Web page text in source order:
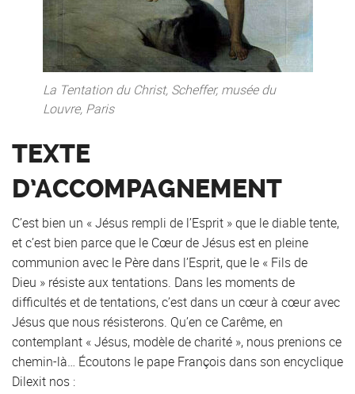
La Tentation du Christ, Scheffer, musée du
Louvre, Paris
TEXTE
D’ACCOMPAGNEMENT
C’est bien un « Jésus rempli de l’Esprit » que le diable tente,
et c’est bien parce que le Cœur de Jésus est en pleine
communion avec le Père dans l’Esprit, que le « Fils de
Dieu » résiste aux tentations. Dans les moments de
difficultés et de tentations, c’est dans un cœur à cœur avec
Jésus que nous résisterons. Qu’en ce Carême, en
contemplant « Jésus, modèle de charité », nous prenions ce
chemin-là… Écoutons le pape François dans son encyclique
Dilexit nos :